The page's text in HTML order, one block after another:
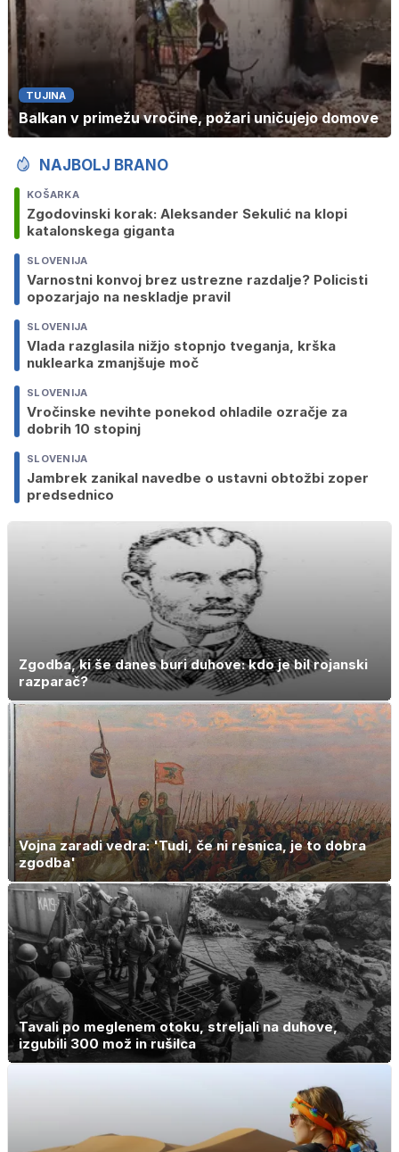
TUJINA
Balkan v primežu vročine, požari uničujejo domove
NAJBOLJ BRANO
KOŠARKA
Zgodovinski korak: Aleksander Sekulić na klopi
katalonskega giganta
SLOVENIJA
Varnostni konvoj brez ustrezne razdalje? Policisti
opozarjajo na neskladje pravil
SLOVENIJA
Vlada razglasila nižjo stopnjo tveganja, krška
nuklearka zmanjšuje moč
SLOVENIJA
Vročinske nevihte ponekod ohladile ozračje za
dobrih 10 stopinj
SLOVENIJA
Jambrek zanikal navedbe o ustavni obtožbi zoper
predsednico
Zgodba, ki še danes buri duhove: kdo je bil rojanski
razparač?
Vojna zaradi vedra: 'Tudi, če ni resnica, je to dobra
zgodba'
Tavali po meglenem otoku, streljali na duhove,
izgubili 300 mož in rušilca